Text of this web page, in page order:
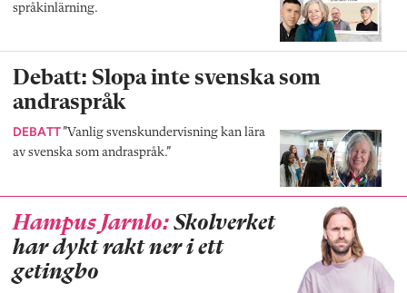
språkinlärning.
Debatt: Slopa inte svenska som
andraspråk
DEBATT”Vanlig svenskundervisning kan lära
av svenska som andraspråk.”
Hampus Jarnlo: Skolverket
har dykt rakt ner i ett
getingbo